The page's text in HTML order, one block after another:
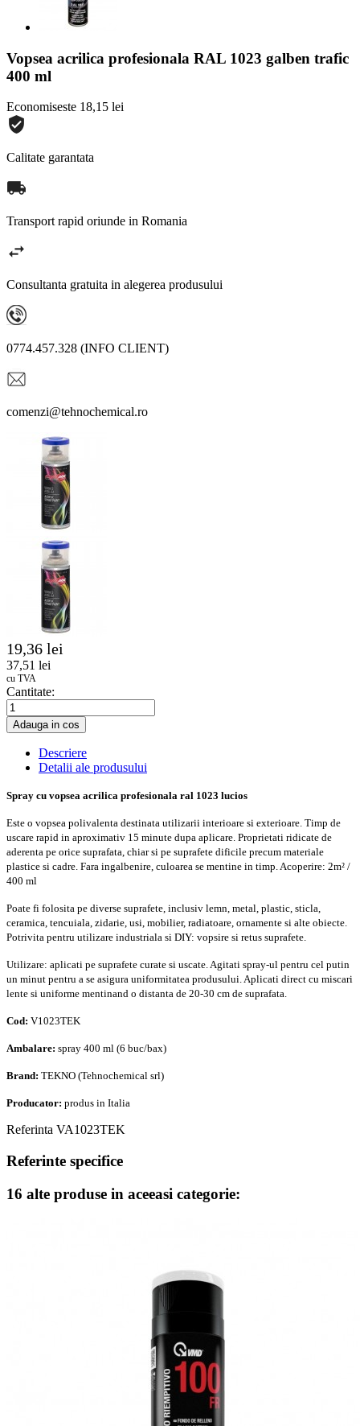
Vopsea acrilica profesionala RAL 1023 galben trafic
400 ml
Economiseste 18,15 lei
Calitate garantata
Transport rapid oriunde in Romania
Consultanta gratuita in alegerea produsului
0774.457.328 (INFO CLIENT)
comenzi@tehnochemical.ro
19,36 lei
37,51 lei
cu TVA
Cantitate:
Adauga in cos
Descriere
Detalii ale produsului
Spray cu vopsea acrilica profesionala ral 1023 lucios
Este o vopsea polivalenta destinata utilizarii interioare si exterioare. Timp de
uscare rapid in aproximativ 15 minute dupa aplicare. Proprietati ridicate de
aderenta pe orice suprafata, chiar si pe suprafete dificile precum materiale
plastice si cadre. Fara ingalbenire, culoarea se mentine in timp. Acoperire: 2m² /
400 ml
Poate fi folosita pe diverse suprafete, inclusiv lemn, metal, plastic, sticla,
ceramica, tencuiala, zidarie, usi, mobilier, radiatoare, ornamente si alte obiecte.
Potrivita pentru utilizare industriala si DIY: vopsire si retus suprafete.
Utilizare: aplicati pe suprafete curate si uscate. Agitati spray-ul pentru cel putin
un minut pentru a se asigura uniformitatea produsului. Aplicati direct cu miscari
lente si uniforme mentinand o distanta de 20-30 cm de suprafata.
Cod: V1023TEK
Ambalare: spray 400 ml (6 buc/bax)
Brand: TEKNO (Tehnochemical srl)
Producator: produs in Italia
Referinta VA1023TEK
Referinte specifice
16 alte produse in aceeasi categorie: